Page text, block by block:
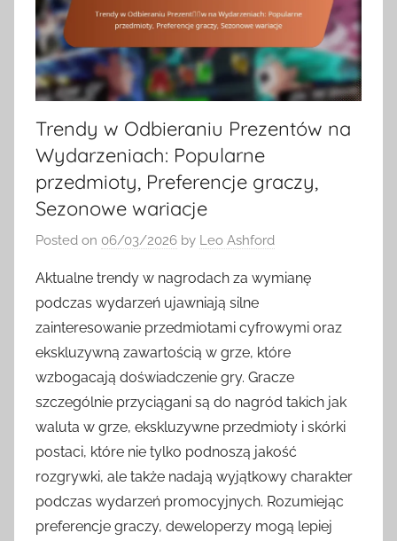
Trendy w Odbieraniu Prezentów na
Wydarzeniach: Popularne
przedmioty, Preferencje graczy,
Sezonowe wariacje
Posted on 06/03/2026 by Leo Ashford
Aktualne trendy w nagrodach za wymianę
podczas wydarzeń ujawniają silne
zainteresowanie przedmiotami cyfrowymi oraz
ekskluzywną zawartością w grze, które
wzbogacają doświadczenie gry. Gracze
szczególnie przyciągani są do nagród takich jak
waluta w grze, ekskluzywne przedmioty i skórki
postaci, które nie tylko podnoszą jakość
rozgrywki, ale także nadają wyjątkowy charakter
podczas wydarzeń promocyjnych. Rozumiejąc
preferencje graczy, deweloperzy mogą lepiej